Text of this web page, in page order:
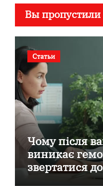
Вы пропустили
Статьи
Чому після
виникає
звертатися